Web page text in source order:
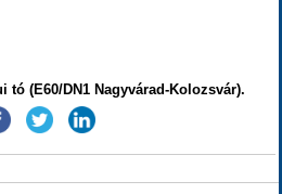
tó (E60/DN1 Nagyvárad-Kolozsvár).